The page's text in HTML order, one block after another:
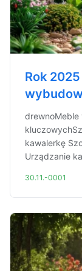
Rok
drewnoMeble
kawalerkę
Urządzanie
30.11.-0001